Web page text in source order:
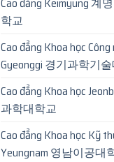
학교
Cao đẳng Khoa học Công
Gyeonggi 경기과학기
Cao đẳng Khoa học
과학대학교
Cao đẳng Khoa học Kỹ
Yeungnam 영남이공대